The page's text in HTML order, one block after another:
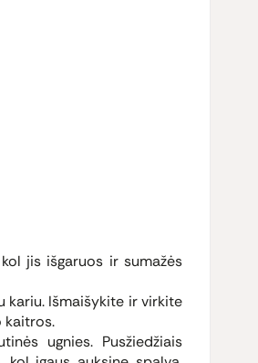
jis išgaruos ir sumažės
kariu. Išmaišykite ir virkite
kaitros.
ugnies. Pusžiedžiais